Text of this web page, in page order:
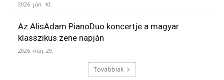
2026. jún. 10.
Az AlisAdam PianoDuo koncertje a magyar
klasszikus zene napján
2026. máj. 29.
Továbbiak